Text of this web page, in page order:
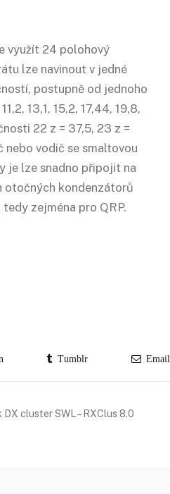
využít 24 polohový
lze navinout v jedné
postupně od jednoho
13,1, 15,2, 17,44, 19,8,
22 z = 37,5, 23 z =
vodič se smaltovou
je lze snadno připojit na
otočných kondenzátorů
zejména pro QRP.
Tumblr Email
cluster SWL – RXClus 8.0